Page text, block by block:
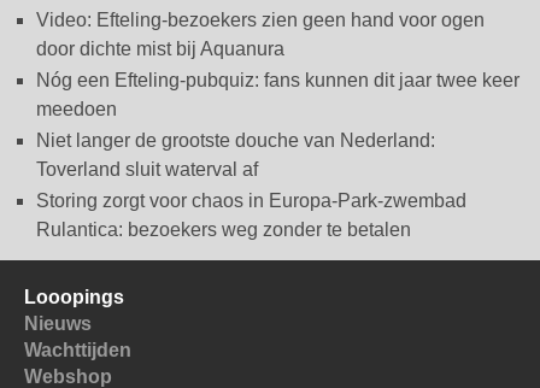
Video: Efteling-bezoekers zien geen hand voor ogen
door dichte mist bij Aquanura
Nóg een Efteling-pubquiz: fans kunnen dit jaar twee keer
meedoen
Niet langer de grootste douche van Nederland:
Toverland sluit waterval af
Storing zorgt voor chaos in Europa-Park-zwembad
Rulantica: bezoekers weg zonder te betalen
Looopings
Nieuws
Wachttijden
Webshop